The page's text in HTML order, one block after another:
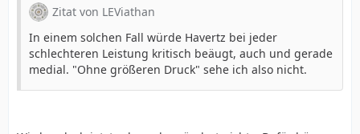
Zitat von LEViathan
In einem solchen Fall würde Havertz bei jeder
schlechteren Leistung kritisch beäugt, auch und gerade
medial. "Ohne größeren Druck" sehe ich also nicht.